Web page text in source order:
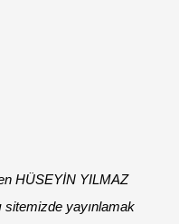
HÜSEYİN YILMAZ
sitemizde yayınlamak